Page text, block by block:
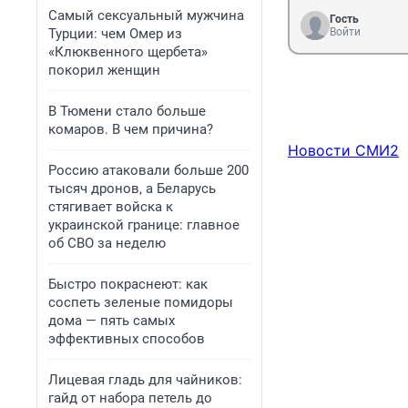
Самый сексуальный мужчина
Турции: чем Омер из
«Клюквенного щербета»
покорил женщин
В Тюмени стало больше
комаров. В чем причина?
Россию атаковали больше 200
тысяч дронов, а Беларусь
стягивает войска к
украинской границе: главное
об СВО за неделю
Быстро покраснеют: как
соспеть зеленые помидоры
дома — пять самых
эффективных способов
Лицевая гладь для чайников:
гайд от набора петель до
Гость
Войти
Новости СМИ2